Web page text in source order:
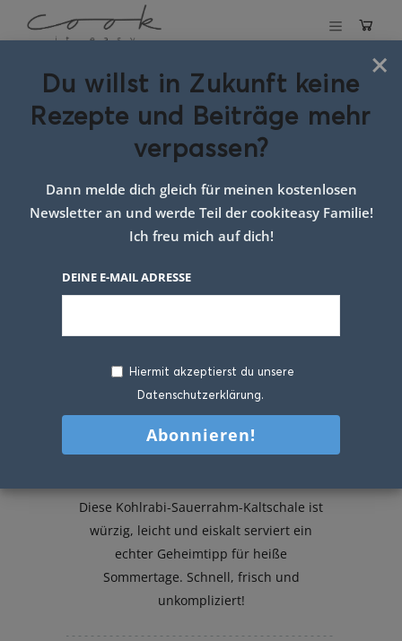
Schlagwort:
Suppe mit
Frühlingszwiebeln
Diese Kohlrabi-Sauerrahm-Kaltschale ist
würzig, leicht und eiskalt serviert ein
echter Geheimtipp für heiße
Sommertage. Schnell, frisch und
unkompliziert!
×
Du willst in Zukunft keine
Rezepte und Beiträge mehr
verpassen?
Dann melde dich gleich für meinen kostenlosen
Newsletter an und werde Teil der cookiteasy Familie!
Ich freu mich auf dich!
DEINE E-MAIL ADRESSE
Hiermit akzeptierst du unsere
Datenschutzerklärung.